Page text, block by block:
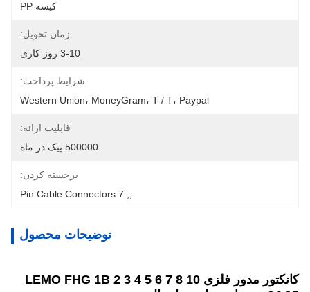
کیسه PP
زمان تحویل:
3-10 روز کاری
شرایط پرداخت:
Western Union، MoneyGram، T / T، Paypal
قابلیت ارائه:
500000 پیک در ماه
برجسته کردن:
7 Pin Cable Connectors
توضیحات محصول
کانکتور مدور فلزی LEMO FHG 1B 2 3 4 5 6 7 8 10